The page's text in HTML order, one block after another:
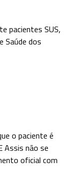
pacientes SUS,
Saúde dos
o paciente é
Assis não se
oficial com